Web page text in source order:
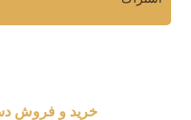
خرید و فروش